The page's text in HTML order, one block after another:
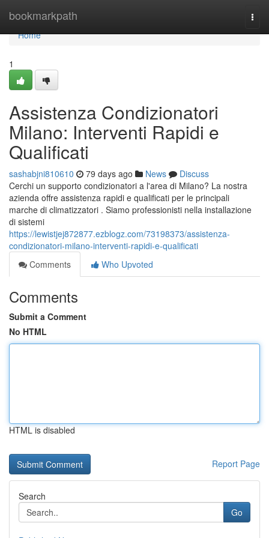
bookmarkpath
Home
Home
1
Assistenza Condizionatori
Milano: Interventi Rapidi e
Qualificati
sashabjni810610 79 days ago News
Discuss
Cerchi un supporto condizionatori a l'area di Milano? La nostra
azienda offre assistenza rapidi e qualificati per le principali
marche di climatizzatori . Siamo professionisti nella installazione
di sistemi
https://lewistjej872877.ezblogz.com/73198373/assistenza-
condizionatori-milano-interventi-rapidi-e-qualificati
Comments
Who Upvoted
Comments
Submit a Comment
No HTML
HTML is disabled
Report Page
Search
Go